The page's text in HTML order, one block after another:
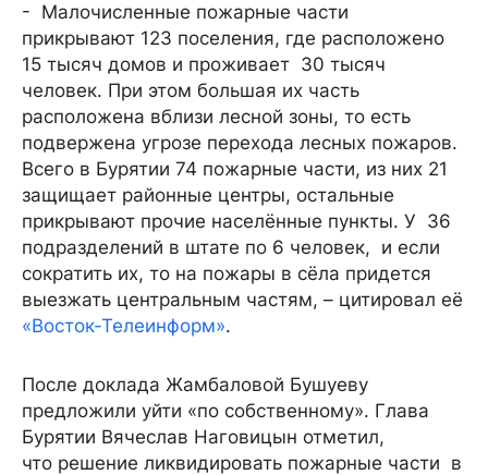
- Малочисленные пожарные части
прикрывают 123 поселения, где расположено
15 тысяч домов и проживает 30 тысяч
человек. При этом большая их часть
расположена вблизи лесной зоны, то есть
подвержена угрозе перехода лесных пожаров.
Всего в Бурятии 74 пожарные части, из них 21
защищает районные центры, остальные
прикрывают прочие населённые пункты. У 36
подразделений в штате по 6 человек, и если
сократить их, то на пожары в сёла придется
выезжать центральным частям, – цитировал её
«Восток-Телеинформ».
После доклада Жамбаловой Бушуеву
предложили уйти «по собственному». Глава
Бурятии Вячеслав Наговицын отметил,
что решение ликвидировать пожарные части в